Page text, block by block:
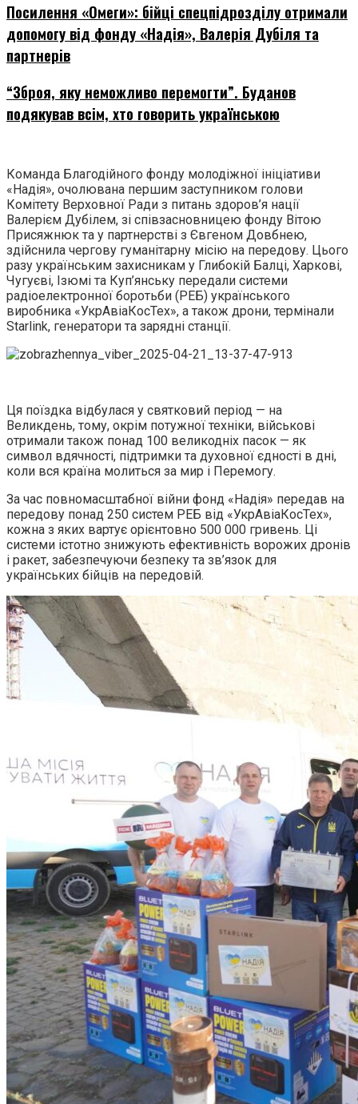
Посилення «Омеги»: бійці спецпідрозділу отримали
допомогу від фонду «Надія», Валерія Дубіля та
партнерів
“Зброя, яку неможливо перемогти”. Буданов
подякував всім, хто говорить українською
Команда Благодійного фонду молодіжної ініціативи
«Надія», очолювана першим заступником голови
Комітету Верховної Ради з питань здоров’я нації
Валерієм Дубілем, зі співзасновницею фонду Вітою
Присяжнюк та у партнерстві з Євгеном Довбнею,
здійснила чергову гуманітарну місію на передову. Цього
разу українським захисникам у Глибокій Балці, Харкові,
Чугуєві, Ізюмі та Куп’янську передали системи
радіоелектронної боротьби (РЕБ) українського
виробника «УкрАвіаКосТех», а також дрони, термінали
Starlink, генератори та зарядні станції.
Ця поїздка відбулася у святковий період — на
Великдень, тому, окрім потужної техніки, військові
отримали також понад 100 великодніх пасок — як
символ вдячності, підтримки та духовної єдності в дні,
коли вся країна молиться за мир і Перемогу.
За час повномасштабної війни фонд «Надія» передав на
передову понад 250 систем РЕБ від «УкрАвіаКосТех»,
кожна з яких вартує орієнтовно 500 000 гривень. Ці
системи істотно знижують ефективність ворожих дронів
і ракет, забезпечуючи безпеку та зв’язок для
українських бійців на передовій.